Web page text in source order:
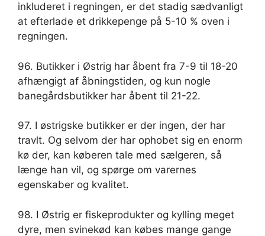
inkluderet i regningen, er det stadig sædvanligt
at efterlade et drikkepenge på 5-10 % oven i
regningen.
96. Butikker i Østrig har åbent fra 7-9 til 18-20
afhængigt af åbningstiden, og kun nogle
banegårdsbutikker har åbent til 21-22.
97. I østrigske butikker er der ingen, der har
travlt. Og selvom der har ophobet sig en enorm
kø der, kan køberen tale med sælgeren, så
længe han vil, og spørge om varernes
egenskaber og kvalitet.
98. I Østrig er fiskeprodukter og kylling meget
dyre, men svinekød kan købes mange gange